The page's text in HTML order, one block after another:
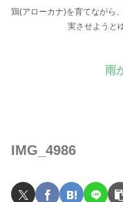
鶏(アローカナ)を育てながら
実させようと
雨
IMG_4986